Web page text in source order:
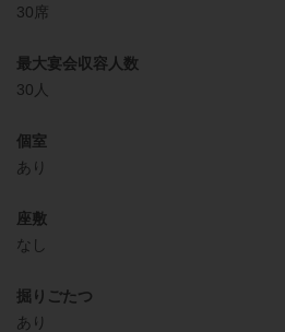
30席
最大宴会収容人数
30人
個室
あり
座敷
なし
掘りごたつ
あり